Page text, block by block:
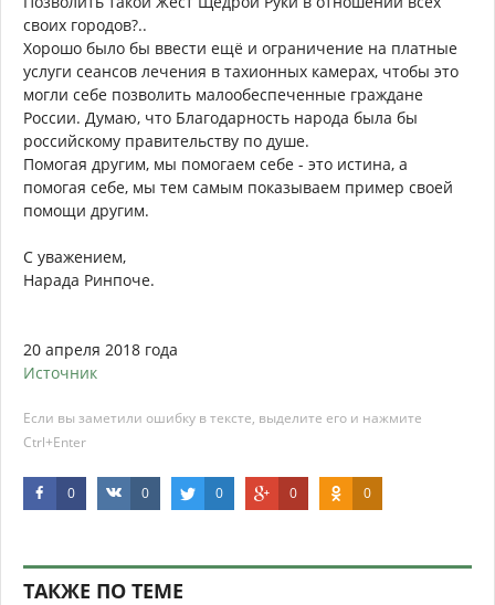
своих городов?..
Хорошо было бы ввести ещё и ограничение на платные
услуги сеансов лечения в тахионных камерах, чтобы это
могли себе позволить малообеспеченные граждане
России. Думаю, что Благодарность народа была бы
российскому правительству по душе.
Помогая другим, мы помогаем себе - это истина, а
помогая себе, мы тем самым показываем пример своей
помощи другим.
С уважением,
Нарада Ринпоче.
20 апреля 2018 года
Источник
Если вы заметили ошибку в тексте, выделите его и нажмите
Ctrl+Enter
0 0 0 0 0
ТАКЖЕ ПО ТЕМЕ